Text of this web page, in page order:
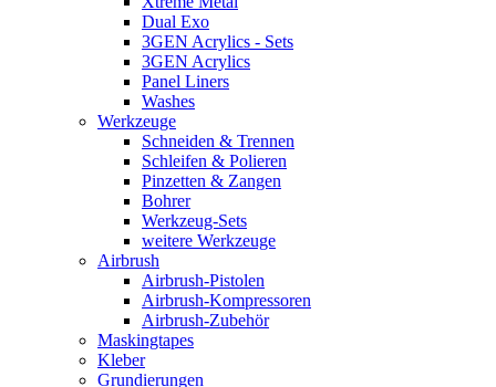
Dual Exo
3GEN Acrylics - Sets
3GEN Acrylics
Panel Liners
Washes
Werkzeuge
Schneiden & Trennen
Schleifen & Polieren
Pinzetten & Zangen
Bohrer
Werkzeug-Sets
weitere Werkzeuge
Airbrush
Airbrush-Pistolen
Airbrush-Kompressoren
Airbrush-Zubehör
Maskingtapes
Kleber
Grundierungen